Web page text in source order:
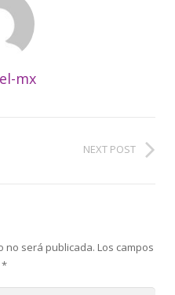
mx
NEXT POST
no será publicada. Los campos
*